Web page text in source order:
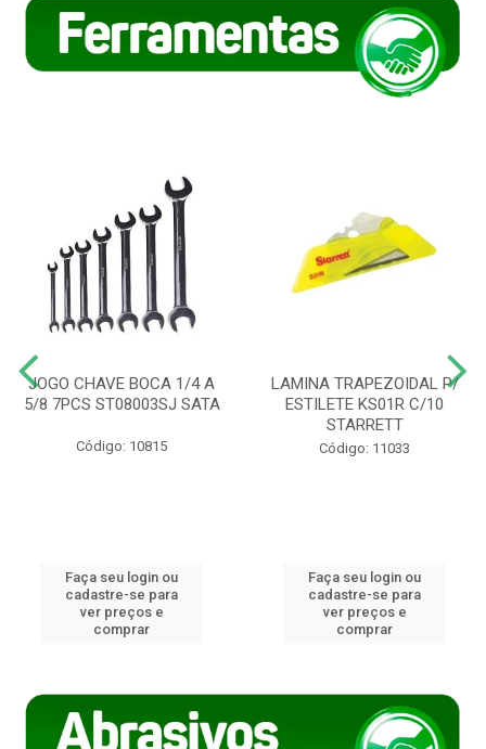
JOGO CHAVE BOCA 1/4 A
5/8 7PCS ST08003SJ SATA
Código: 10815
Faça seu login ou
cadastre-se para
ver preços e
comprar
LAMINA TRAPEZOIDAL P/
ESTILETE KS01R C/10
STARRETT
Código: 11033
Faça seu login ou
cadastre-se para
ver preços e
comprar